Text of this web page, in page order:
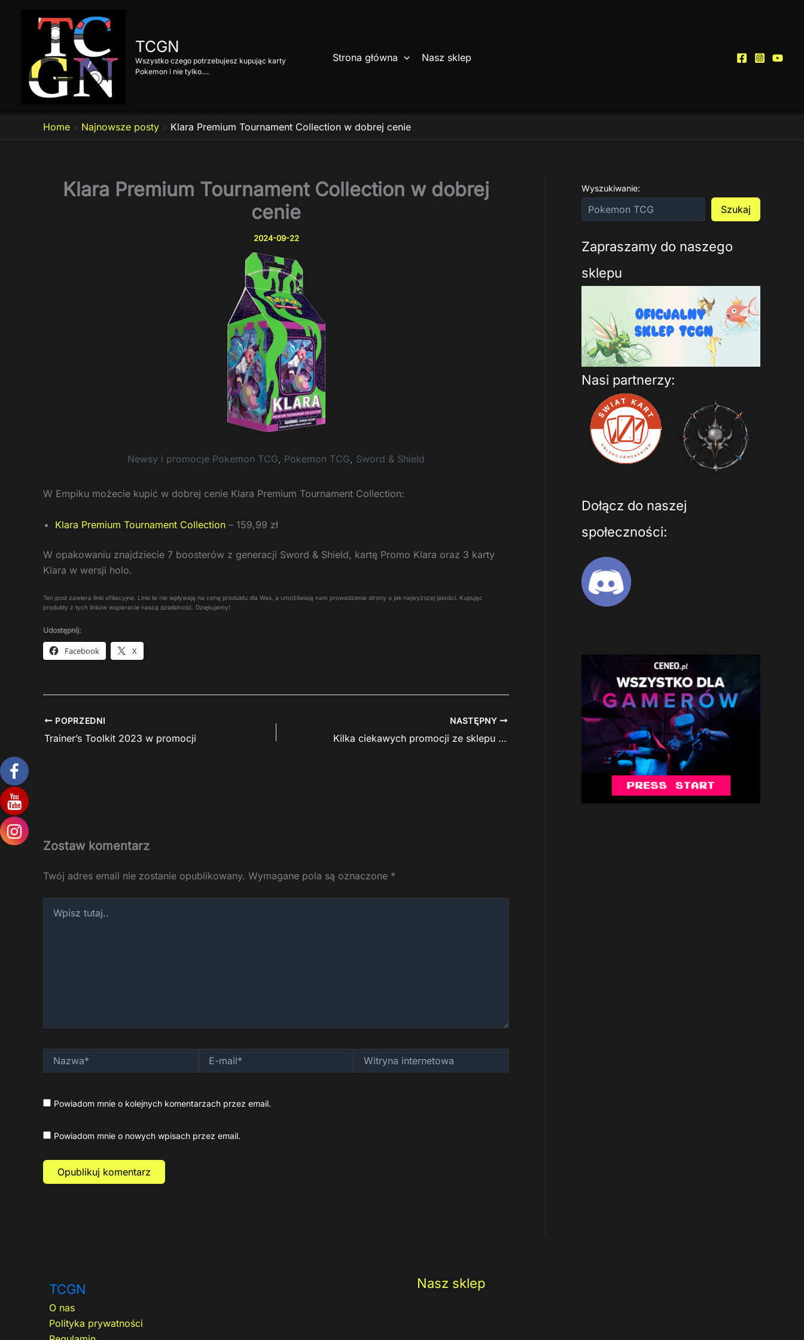
TCGN
Wszystko czego potrzebujesz kupując karty
Pokemon i nie tylko....
Strona główna Nasz sklep
Home » Najnowsze posty » Klara Premium Tournament Collection w dobrej cenie
Klara Premium Tournament Collection w dobrej
cenie
2024-09-22
Newsy i promocje Pokemon TCG, Pokemon TCG, Sword & Shield
W Empiku możecie kupić w dobrej cenie Klara Premium Tournament Collection:
Klara Premium Tournament Collection – 159,99 zł
W opakowaniu znajdziecie 7 boosterów z generacji Sword & Shield, kartę Promo Klara oraz 3 karty
Klara w wersji holo.
Ten post zawiera linki afiliacyjne. Linki te nie wpływają na cenę produktu dla Was, a umożliwiają nam prowadzenie strony o jak najwyższej jakości. Kupując
produkty z tych linków wspieracie naszą działalność. Dziękujemy!
Udostępnij:
Facebook X
POPRZEDNI
Trainer’s Toolkit 2023 w promocji
NASTĘPNY
Kilka ciekawych promocji ze sklepu Magic_Cafe
Zostaw komentarz
Twój adres email nie zostanie opublikowany. Wymagane pola są oznaczone *
tutaj..
mail*
internetowa
Powiadom mnie o kolejnych komentarzach przez email.
Powiadom mnie o nowych wpisach przez email.
Wyszukiwanie:
Szukaj
Zapraszamy do naszego
sklepu
Nasi partnerzy:
Dołącz do naszej
społeczności:
TCGN
O nas
Polityka prywatności
Nasz sklep